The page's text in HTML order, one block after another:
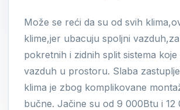
Može se reći da su od svih
klime,jer ubacuju spoljni
pokretnih i zidnih split sistema
vazduh u prostoru. Slaba
klima je zbog komplikovane
bučne. Jačine su od 9 000Btu i 12